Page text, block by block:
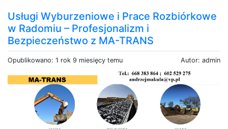
Usługi Wyburzeniowe i Prace Rozbiórkowe
w Radomiu – Profesjonalizm i
Bezpieczeństwo z MA-TRANS
Opublikowano: 1 rok 9 miesięcy temu Autor: admin